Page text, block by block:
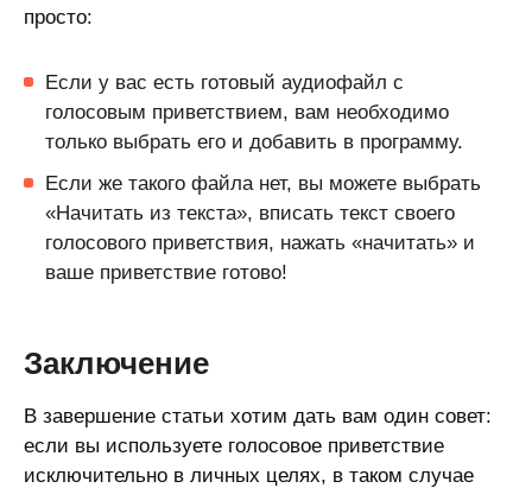
просто:
Если у вас есть готовый аудиофайл с
голосовым приветствием, вам необходимо
только выбрать его и добавить в программу.
Если же такого файла нет, вы можете выбрать
«Начитать из текста», вписать текст своего
голосового приветствия, нажать «начитать» и
ваше приветствие готово!
Заключение
В завершение статьи хотим дать вам один совет:
если вы используете голосовое приветствие
исключительно в личных целях, в таком случае